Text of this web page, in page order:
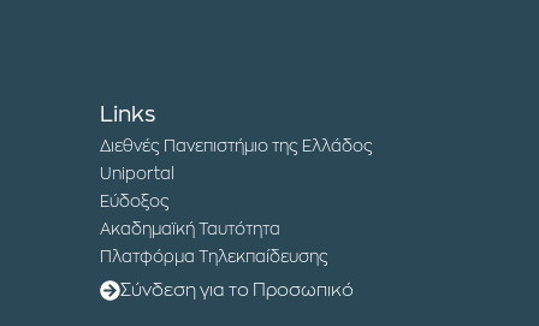
Links
Διεθνές Πανεπιστήμιο της Ελλάδος
Uniportal
Εύδοξος
Ακαδημαϊκή Ταυτότητα
Πλατφόρμα Τηλεκπαίδευσης
Σύνδεση για το Προσωπικό